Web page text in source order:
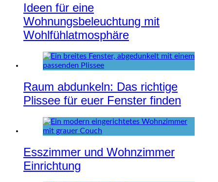
Ideen für eine
Wohnungsbeleuchtung mit
Wohlfühlatmosphäre
Raum abdunkeln: Das richtige
Plissee für euer Fenster finden
Esszimmer und Wohnzimmer
Einrichtung